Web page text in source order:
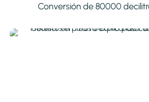
Conversión de 80000